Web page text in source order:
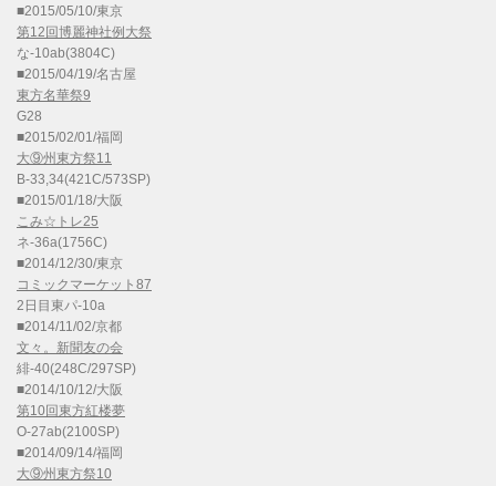
■2015/05/10/東京
第12回博麗神社例大祭
な-10ab(3804C)
■2015/04/19/名古屋
東方名華祭9
G28
■2015/02/01/福岡
大⑨州東方祭11
B-33,34(421C/573SP)
■2015/01/18/大阪
こみ☆トレ25
ネ-36a(1756C)
■2014/12/30/東京
コミックマーケット87
2日目東パ-10a
■2014/11/02/京都
文々。新聞友の会
緋-40(248C/297SP)
■2014/10/12/大阪
第10回東方紅楼夢
O-27ab(2100SP)
■2014/09/14/福岡
大⑨州東方祭10